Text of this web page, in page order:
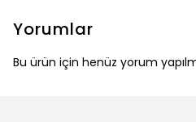
Yorumlar
Bu ürün için henüz yorum